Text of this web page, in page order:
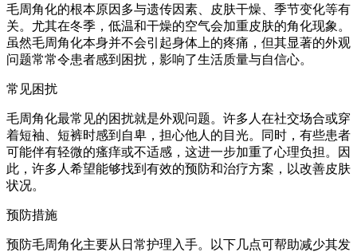
毛周角化的根本原因多与遗传因素、皮肤干燥、季节变化等有
关。尤其在冬季，低温和干燥的空气会加重皮肤的角化现象。
虽然毛周角化本身并不会引起身体上的疼痛，但其显著的外观
问题常常令患者感到困扰，影响了生活质量与自信心。
常见困扰
毛周角化最常见的困扰就是外观问题。许多人在社交场合或穿
着短袖、短裤时感到自卑，担心他人的目光。同时，有些患者
可能伴有轻微的瘙痒或不适感，这进一步加重了心理负担。因
此，许多人希望能够找到有效的预防和治疗方案，以改善皮肤
状况。
预防措施
预防毛周角化主要从日常护理入手。以下几点可帮助减少其发